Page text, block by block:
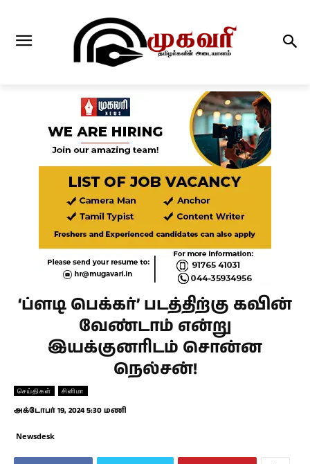
‘ப்ளடி பெக்கர்’ படத்திற்கு கவின்
வேண்டாம் என்று
இயக்குனரிடம் சொன்ன
நெல்சன்!
செய்திகள் சினிமா
அக்டோபர் 19, 2024 5:30 மணி
Newsdesk